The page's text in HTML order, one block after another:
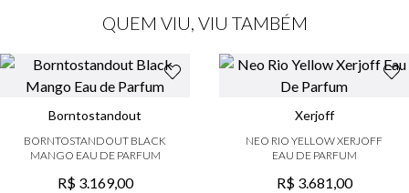
QUEM VIU, VIU TAMBÉM
Borntostandout
BORNTOSTANDOUT BLACK
MANGO EAU DE PARFUM
R$ 3.169,00
Xerjoff
NEO RIO YELLOW XERJOFF
EAU DE PARFUM
R$ 3.681,00